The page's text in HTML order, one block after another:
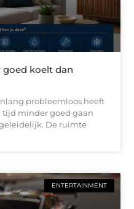
koelt dan
probleemloos heeft
tijd minder goed gaan
De ruimte
ENTERTAINMENT